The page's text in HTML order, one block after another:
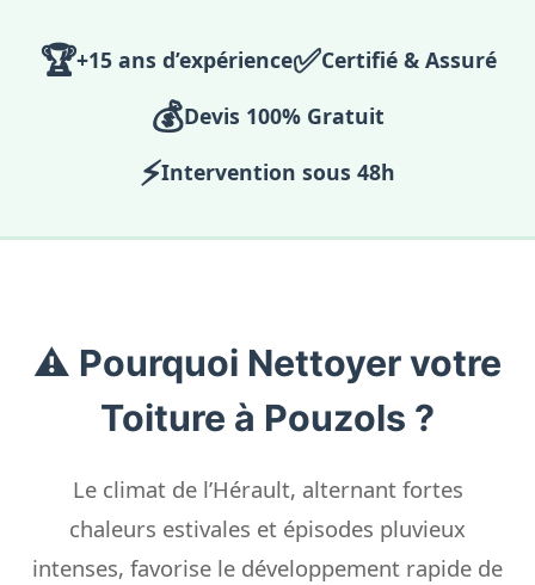
🏆+15 ans d’expérience✅Certifié & Assuré
💰Devis 100% Gratuit
⚡Intervention sous 48h
⚠️ Pourquoi Nettoyer votre
Toiture à Pouzols ?
Le climat de l’Hérault, alternant fortes
chaleurs estivales et épisodes pluvieux
intenses, favorise le développement rapide de